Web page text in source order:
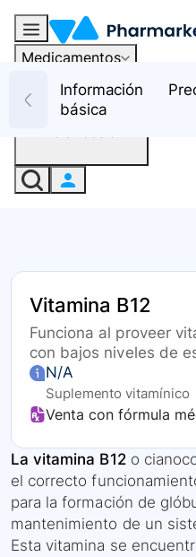
Medicamentos
RecursosInformación
básica
Vitamina B12
Funciona al proveer
con bajos niveles de
N/A
Suplemento vitamínico
Venta con fórmula
La vitamina B12o
el correcto
para la formación de
mantenimiento de un
Esta vitamina se